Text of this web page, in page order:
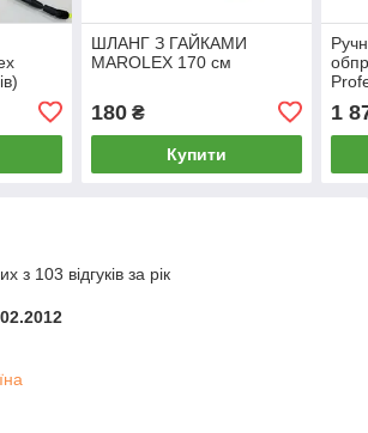
ШЛАНГ З ГАЙКАМИ
MAROLEX 170 см
180₴
Купити
1
з 103 відгуків за рік